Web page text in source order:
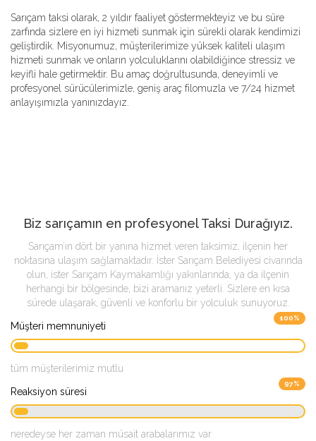
Sarıçam taksi olarak, 2 yıldır faaliyet göstermekteyiz ve bu süre
zarfında sizlere en iyi hizmeti sunmak için sürekli olarak kendimizi
geliştirdik. Misyonumuz, müşterilerimize yüksek kaliteli ulaşım
hizmeti sunmak ve onların yolculuklarını olabildiğince stressiz ve
keyifli hale getirmektir. Bu amaç doğrultusunda, deneyimli ve
profesyonel sürücülerimizle, geniş araç filomuzla ve 7/24 hizmet
anlayışımızla yanınızdayız.
Biz sarıçamın en profesyonel Taksi Durağıyız.
Sarıçam’ın dört bir yanına hizmet veren taksimiz, ilçenin her
noktasına ulaşım sağlamaktadır. İster Sarıçam Belediyesi civarında
olun, ister Sarıçam Kaymakamlığı yakınlarında, ya da ilçenin
herhangi bir bölgesinde, bizi aramanız yeterli. Sizlere en kısa
sürede ulaşarak, güvenli ve konforlu bir yolculuk sunuyoruz.
Müşteri memnuniyeti
100%
tüm müşterilerimiz mutlu
Reaksiyon süresi
97%
neredeyse her zaman müsait arabalarımız var